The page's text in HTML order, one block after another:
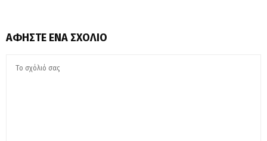
ΑΦΉΣΤΕ ΈΝΑ ΣΧΌΛΙΟ